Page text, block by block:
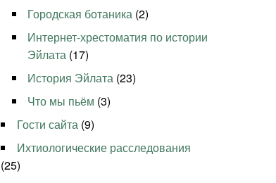
Городская ботаника (2)
Интернет-хрестоматия по истории
Эйлата (17)
История Эйлата (23)
Что мы пьём (3)
Гости сайта (9)
Ихтиологические расследования
(25)